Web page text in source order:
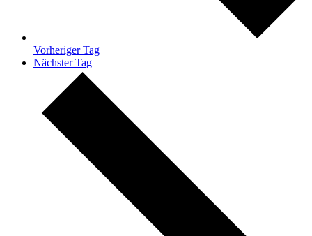
Vorheriger Tag
Nächster Tag